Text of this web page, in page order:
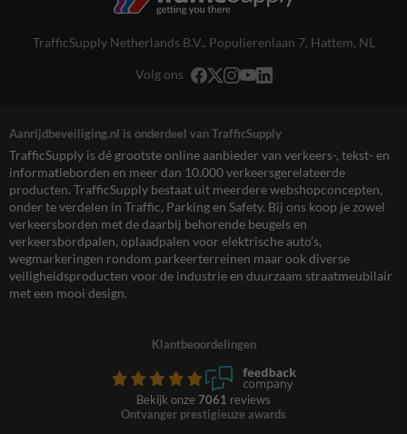
TrafficSupply Netherlands B.V., Populierenlaan 7, Hattem, NL
Volg ons
Aanrijdbeveiliging.nl is onderdeel van TrafficSupply
TrafficSupply is dé grootste online aanbieder van verkeers-, tekst- en
informatieborden en meer dan 10.000 verkeersgerelateerde
producten. TrafficSupply bestaat uit meerdere webshopconcepten,
onder te verdelen in Traffic, Parking en Safety. Bij ons koop je zowel
verkeersborden met de daarbij behorende beugels en
verkeersbordpalen, oplaadpalen voor elektrische auto’s,
wegmarkeringen rondom parkeerterreinen maar ook diverse
veiligheidsproducten voor de industrie en duurzaam straatmeubilair
met een mooi design.
Klantbeoordelingen
Bekijk onze 7061 reviews
Ontvanger prestigieuze awards